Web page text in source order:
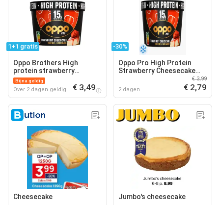
1+1 gratis
Oppo Brothers High
protein strawberry
cheesecake
Bijna geldig
Over 2 dagen geldig € 3,49
-30%
Oppo Pro High Protein
Strawberry Cheesecake
2 dagen
€ 3,99
€ 2,79
Cheesecake Jumbo's cheesecake